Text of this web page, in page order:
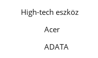
High-tech eszköz
Acer
ADATA